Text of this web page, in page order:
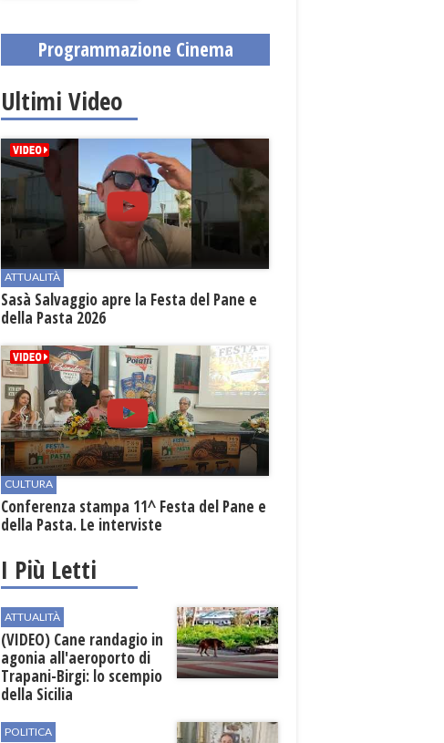
Programmazione Cinema
Ultimi Video
ATTUALITÀ
Sasà Salvaggio apre la Festa del Pane e
della Pasta 2026
CULTURA
Conferenza stampa 11^ Festa del Pane e
della Pasta. Le interviste
I Più Letti
ATTUALITÀ
(VIDEO) Cane randagio in
agonia all'aeroporto di
Trapani-Birgi: lo scempio
della Sicilia
POLITICA